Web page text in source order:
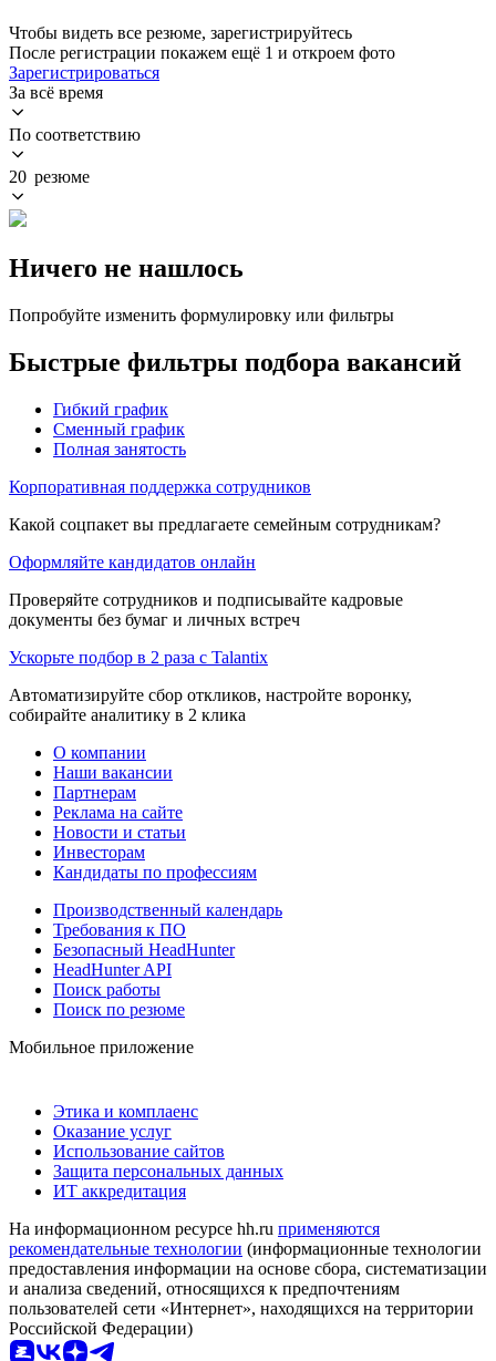
Чтобы видеть все резюме, зарегистрируйтесь
После регистрации покажем ещё 1 и откроем фото
Зарегистрироваться
За всё время
По соответствию
20 резюме
Ничего не нашлось
Попробуйте изменить формулировку или фильтры
Быстрые фильтры подбора вакансий
Гибкий график
Сменный график
Полная занятость
Корпоративная поддержка сотрудников
Какой соцпакет вы предлагаете семейным сотрудникам?
Оформляйте кандидатов онлайн
Проверяйте сотрудников и подписывайте кадровые
документы без бумаг и личных встреч
Ускорьте подбор в 2 раза с Talantix
Автоматизируйте сбор откликов, настройте воронку,
собирайте аналитику в 2 клика
О компании
Наши вакансии
Партнерам
Реклама на сайте
Новости и статьи
Инвесторам
Кандидаты по профессиям
Производственный календарь
Требования к ПО
Безопасный HeadHunter
HeadHunter API
Поиск работы
Поиск по резюме
Мобильное приложение
Этика и комплаенс
Оказание услуг
Использование сайтов
Защита персональных данных
ИТ аккредитация
На информационном ресурсе hh.ru применяются
рекомендательные технологии (информационные технологии
предоставления информации на основе сбора, систематизации
и анализа сведений, относящихся к предпочтениям
пользователей сети «Интернет», находящихся на территории
Российской Федерации)